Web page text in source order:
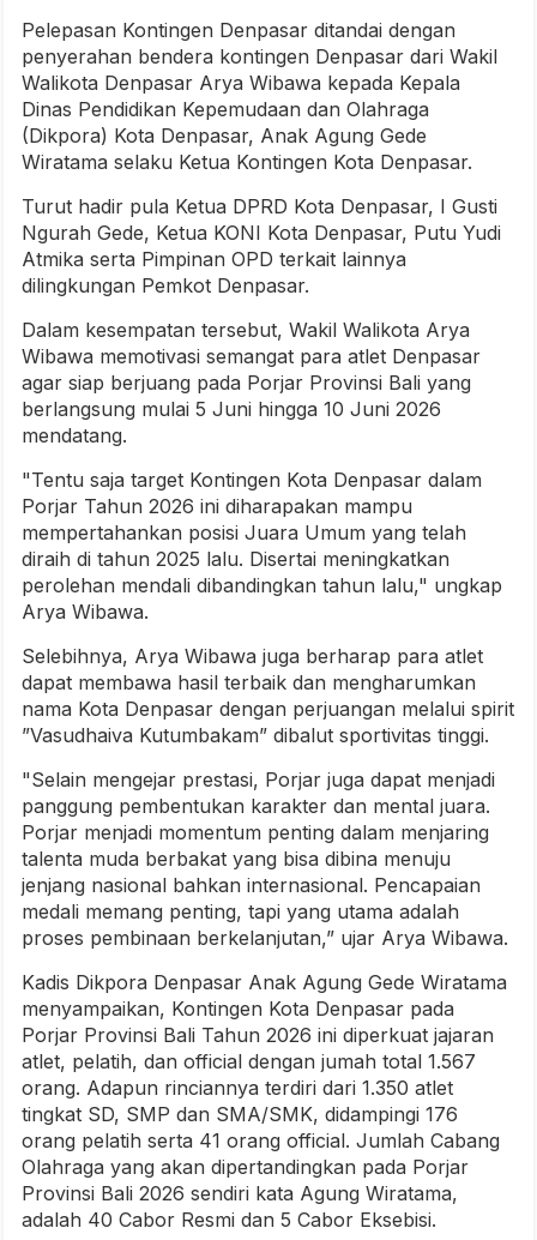
Pelepasan Kontingen Denpasar ditandai dengan
penyerahan bendera kontingen Denpasar dari Wakil
Walikota Denpasar Arya Wibawa kepada Kepala
Dinas Pendidikan Kepemudaan dan Olahraga
(Dikpora) Kota Denpasar, Anak Agung Gede
Wiratama selaku Ketua Kontingen Kota Denpasar.
Turut hadir pula Ketua DPRD Kota Denpasar, I Gusti
Ngurah Gede, Ketua KONI Kota Denpasar, Putu Yudi
Atmika serta Pimpinan OPD terkait lainnya
dilingkungan Pemkot Denpasar.
Dalam kesempatan tersebut, Wakil Walikota Arya
Wibawa memotivasi semangat para atlet Denpasar
agar siap berjuang pada Porjar Provinsi Bali yang
berlangsung mulai 5 Juni hingga 10 Juni 2026
mendatang.
"Tentu saja target Kontingen Kota Denpasar dalam
Porjar Tahun 2026 ini diharapakan mampu
mempertahankan posisi Juara Umum yang telah
diraih di tahun 2025 lalu. Disertai meningkatkan
perolehan mendali dibandingkan tahun lalu," ungkap
Arya Wibawa.
Selebihnya, Arya Wibawa juga berharap para atlet
dapat membawa hasil terbaik dan mengharumkan
nama Kota Denpasar dengan perjuangan melalui spirit
”Vasudhaiva Kutumbakam” dibalut sportivitas tinggi.
"Selain mengejar prestasi, Porjar juga dapat menjadi
panggung pembentukan karakter dan mental juara.
Porjar menjadi momentum penting dalam menjaring
talenta muda berbakat yang bisa dibina menuju
jenjang nasional bahkan internasional. Pencapaian
medali memang penting, tapi yang utama adalah
proses pembinaan berkelanjutan,” ujar Arya Wibawa.
Kadis Dikpora Denpasar Anak Agung Gede Wiratama
menyampaikan, Kontingen Kota Denpasar pada
Porjar Provinsi Bali Tahun 2026 ini diperkuat jajaran
atlet, pelatih, dan official dengan jumah total 1.567
orang. Adapun rinciannya terdiri dari 1.350 atlet
tingkat SD, SMP dan SMA/SMK, didampingi 176
orang pelatih serta 41 orang official. Jumlah Cabang
Olahraga yang akan dipertandingkan pada Porjar
Provinsi Bali 2026 sendiri kata Agung Wiratama,
adalah 40 Cabor Resmi dan 5 Cabor Eksebisi.